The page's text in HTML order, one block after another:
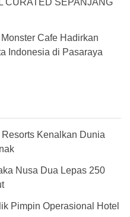
CURATED SEPANJANG
Cafe Hadirkan
Indonesia di Pasaraya
Kenalkan Dunia
Nusa Dua Lepas 250
Pimpin Operasional Hotel